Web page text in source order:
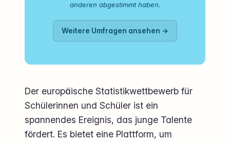
anderen abgestimmt haben.
Weitere Umfragen ansehen →
Der europäische Statistikwettbewerb für
Schülerinnen und Schüler ist ein
spannendes Ereignis, das junge Talente
fördert. Es bietet eine Plattform, um